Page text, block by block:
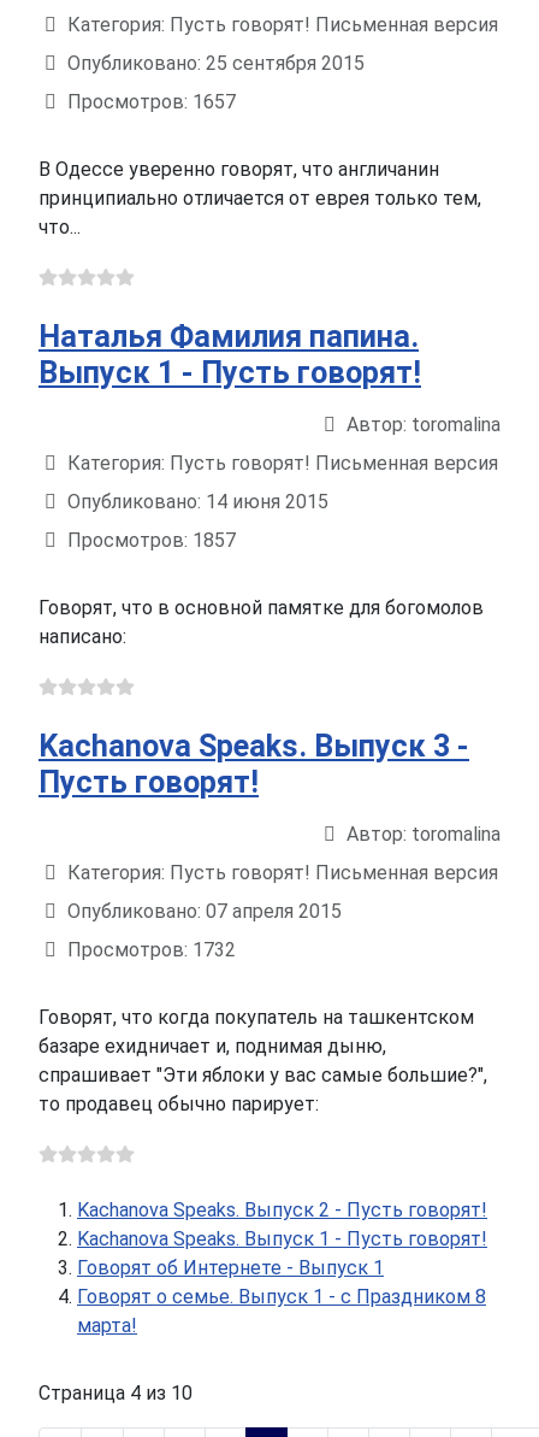
Категория: Пусть говорят! Письменная версия
Опубликовано: 25 сентября 2015
Просмотров: 1657
В Одессе уверенно говорят, что англичанин
принципиально отличается от еврея только тем,
что...
Наталья Фамилия папина.
Выпуск 1 - Пусть говорят!
Автор: toromalina
Категория: Пусть говорят! Письменная версия
Опубликовано: 14 июня 2015
Просмотров: 1857
Говорят, что в основной памятке для богомолов
написано:
Kachanova Speaks. Выпуск 3 -
Пусть говорят!
Автор: toromalina
Категория: Пусть говорят! Письменная версия
Опубликовано: 07 апреля 2015
Просмотров: 1732
Говорят, что когда покупатель на ташкентском
базаре ехидничает и, поднимая дыню,
спрашивает "Эти яблоки у вас самые большие?",
то продавец обычно парирует:
Kachanova Speaks. Выпуск 2 - Пусть говорят!
Kachanova Speaks. Выпуск 1 - Пусть говорят!
Говорят об Интернете - Выпуск 1
Говорят о семье. Выпуск 1 - с Праздником 8
марта!
Страница 4 из 10